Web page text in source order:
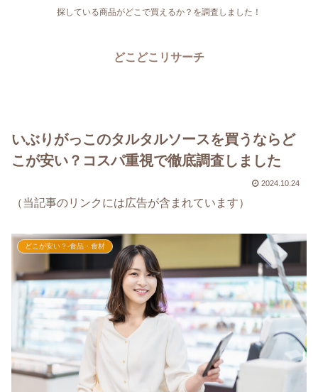
探している商品がどこで買えるか？を調査しました！
どこどこリサーチ
いぶりがっこのタルタルソースを買うならど
こが安い？コスパ重視で徹底調査しました
2024.10.24
（当記事のリンクには広告が含まれています）
どこが安い？-食品・食材